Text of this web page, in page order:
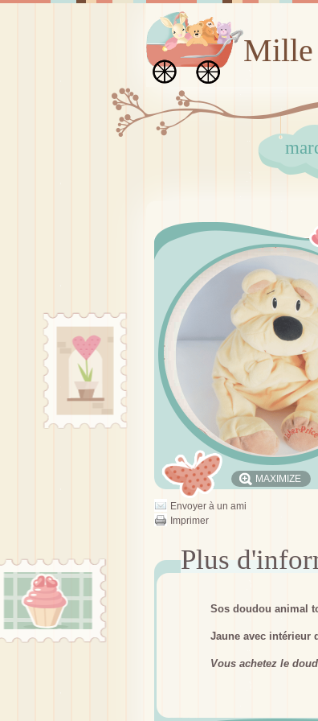
Mille
MAXIMIZE
Envoyer à un ami
Imprimer
Sos doudou animal
Jaune avec intérieur
Vous achetez le